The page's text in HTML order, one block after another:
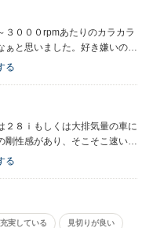
００ｒｐｍ超まできれいに回
高さ＋４ＷＤの助けもあり人
取り回し・居住性も広々と
ずの充実度です。
３０００rpmあたりのカラカラ
と思いました。好き嫌いのレ
れが必要でした。右ボタンを
る
２８ｉもしくは大排気量の車に
性感があり、そこそこ速い気
ちんと止まる基礎点が高いい
る
実している 見切りが良い